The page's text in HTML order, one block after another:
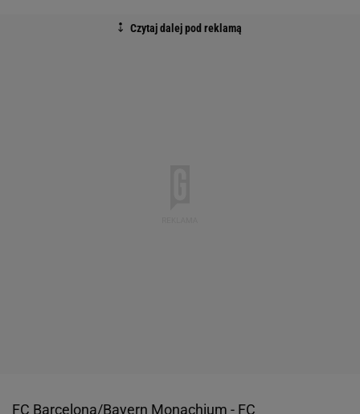
FC Barcelona/Bayern Monachium - FC